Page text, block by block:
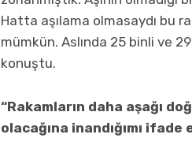
Hatta aşılama olmasaydı bu
mümkün. Aslında 25 binli ve
konuştu.
“Rakamların daha aşağı
olacağına inandığımı